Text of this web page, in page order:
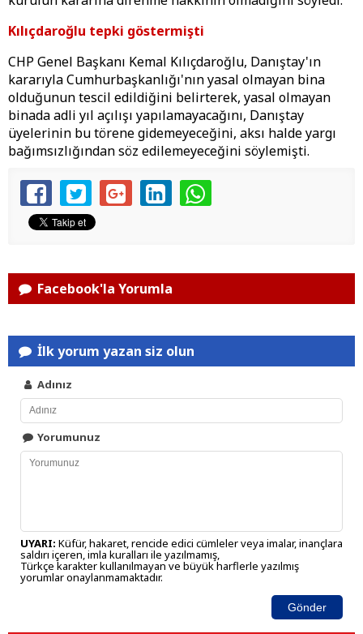
Kılıçdaroğlu tepki göstermişti
CHP Genel Başkanı Kemal Kılıçdaroğlu, Danıştay'ın
kararıyla Cumhurbaşkanlığı'nın yasal olmayan bina
olduğunun tescil edildiğini belirterek, yasal olmayan
binada adli yıl açılışı yapılamayacağını, Danıştay
üyelerinin bu törene gidemeyeceğini, aksı halde yargı
bağımsızlığından söz edilemeyeceğini söylemişti.
Facebook'la Yorumla
İlk yorum yazan siz olun
Adınız
Yorumunuz
UYARI: Küfür, hakaret, rencide edici cümleler veya imalar, inançlara
saldırı içeren, imla kuralları ile yazılmamış,
Türkçe karakter kullanılmayan ve büyük harflerle yazılmış
yorumlar onaylanmamaktadır.
Gönder